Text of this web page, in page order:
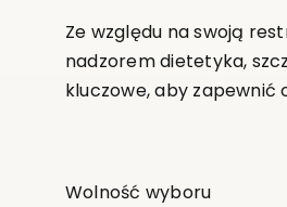
Ze względu na swoją
nadzorem dietetyka,
kluczowe, aby zapewnić
Wolność wyboru